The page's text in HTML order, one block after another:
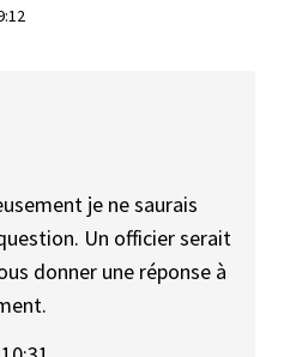
je ne saurais
Un officier serait
donner une réponse à